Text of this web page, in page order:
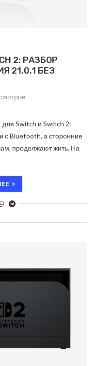
2: РАЗБОР
21.0.1 БЕЗ
Switch и Switch 2:
с Bluetooth, а сторонние
продолжают жить. На